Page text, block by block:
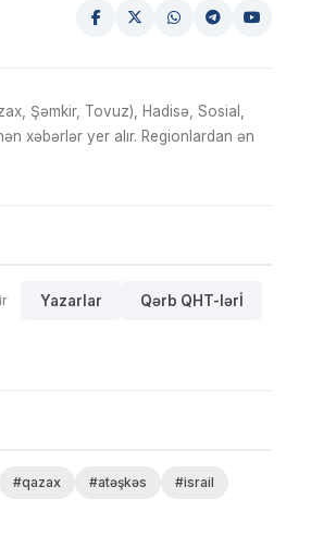
Şəmkir, Tovuz), Hadisə, Sosial,
xəbərlər yer alır. Regionlardan ən
Yazarlar Qərb QHT-lərİ
#qazax #atəşkəs
#israil